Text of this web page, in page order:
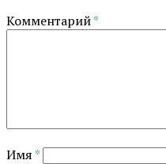
Комментарий*
Имя *